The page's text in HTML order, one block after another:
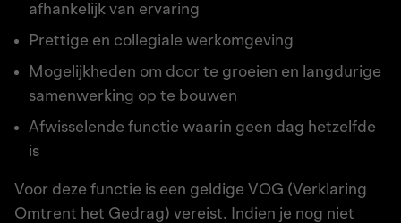
afhankelijk van ervaring
Prettige en collegiale werkomgeving
Mogelijkheden om door te groeien en langdurige
samenwerking op te bouwen
Afwisselende functie waarin geen dag hetzelfde
is
Voor deze functie is een geldige VOG (Verklaring
Omtrent het Gedrag) vereist. Indien je nog niet